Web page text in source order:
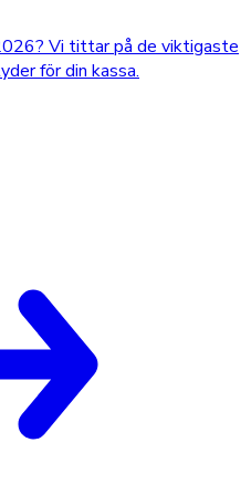
Vi tittar på de viktigaste
för din kassa.